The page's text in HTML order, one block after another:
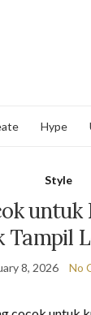
Hype
Style
Tampil
8, 2026 No